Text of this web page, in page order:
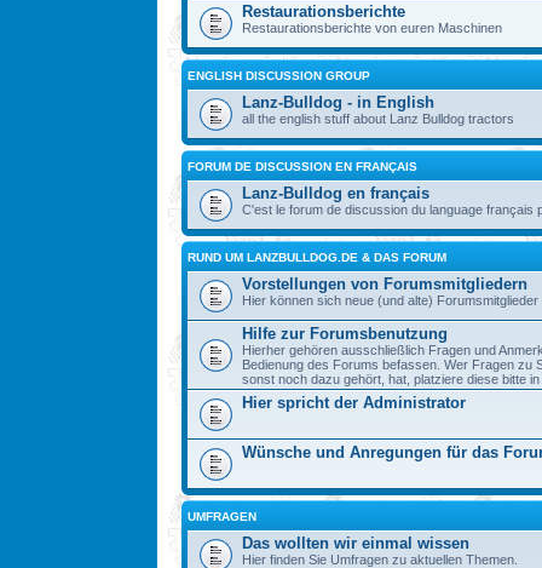
Restaurationsberichte
Restaurationsberichte von euren Maschinen
ENGLISH DISCUSSION GROUP
Lanz-Bulldog - in English
all the english stuff about Lanz Bulldog tractors
FORUM DE DISCUSSION EN FRANÇAIS
Lanz-Bulldog en français
C'est le forum de discussion du language français
RUND UM LANZBULLDOG.DE & DAS FORUM
Vorstellungen von Forumsmitgliedern
Hier können sich neue (und alte)
Hilfe zur Forumsbenutzung
Hierher gehören ausschließlich Fragen und
Bedienung des Forums befassen. Wer Fragen zu
sonst noch dazu gehört, hat, platziere diese bitte
Hier spricht der Administrator
Wünsche und Anregungen für das
UMFRAGEN
Das wollten wir einmal wissen
Hier finden Sie Umfragen zu aktuellen Themen.